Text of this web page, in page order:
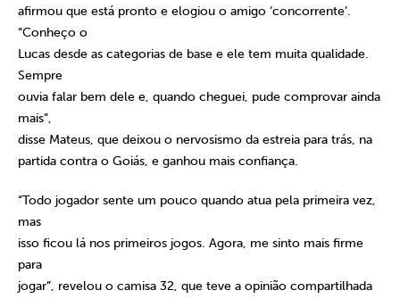
afirmou que está pronto e elogiou o amigo ‘concorrente’.
“Conheço o
Lucas desde as categorias de base e ele tem muita qualidade.
Sempre
ouvia falar bem dele e, quando cheguei, pude comprovar ainda
mais”,
disse Mateus, que deixou o nervosismo da estreia para trás, na
partida contra o Goiás, e ganhou mais confiança.
“Todo jogador sente um pouco quando atua pela primeira vez,
mas
isso ficou lá nos primeiros jogos. Agora, me sinto mais firme
para
jogar”, revelou o camisa 32, que teve a opinião compartilhada